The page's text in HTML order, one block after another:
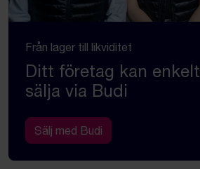
Från lager till likviditet
Ditt företag kan enkelt
sälja via Budi
Sälj med Budi